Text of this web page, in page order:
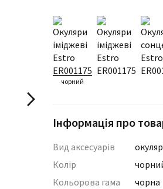
чорний
Інформація про
Вид аксесуарів
Колір
Кольорова гама
чорна